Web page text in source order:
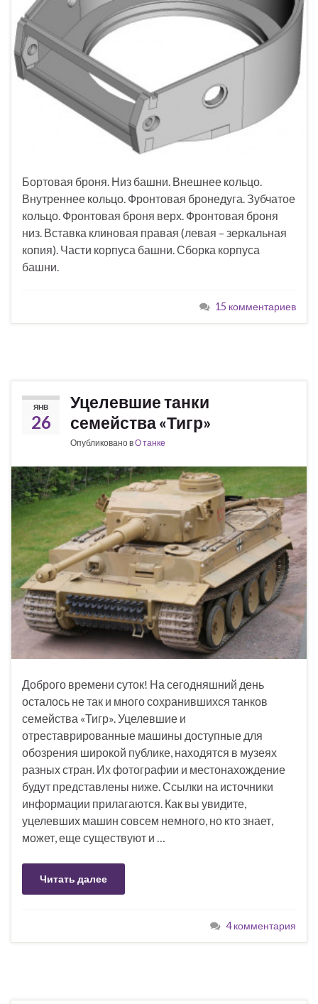
Бортовая броня. Низ башни. Внешнее кольцо.
Внутреннее кольцо. Фронтовая бронедуга. Зубчатое
кольцо. Фронтовая броня верх. Фронтовая броня
низ. Вставка клиновая правая (левая – зеркальная
копия). Части корпуса башни. Сборка корпуса
башни.
15 комментариев
ЯНВ
26
Уцелевшие танки
семейства «Тигр»
Опубликовано вО танке
Доброго времени суток! На сегодняшний день
осталось не так и много сохранившихся танков
семейства «Тигр». Уцелевшие и
отреставрированные машины доступные для
обозрения широкой публике, находятся в музеях
разных стран. Их фотографии и местонахождение
будут представлены ниже. Ссылки на источники
информации прилагаются. Как вы увидите,
уцелевших машин совсем немного, но кто знает,
может, еще существуют и …
Читать далее
4 комментария